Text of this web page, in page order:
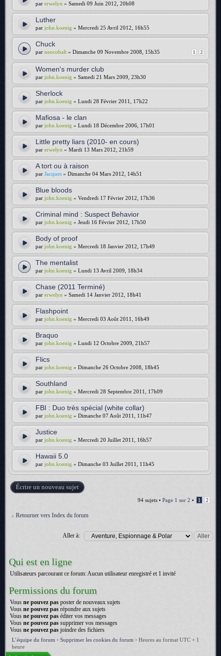
par erwelyn » Samedi 09 Juin 2012, 20h08
Luther
par john.koenig » Mercredi 25 Avril 2012, 16h55
Chuck
1 2
par neocobalt » Dimanche 09 Novembre 2008, 15h35
Women's murder club
par john.koenig » Samedi 21 Mars 2009, 23h30
Sherlock
par john.koenig » Lundi 28 Février 2011, 17h22
Mafiosa - le clan
par john.koenig » Lundi 18 Décembre 2006, 17h01
Little pretty liars (2010- en cours)
par erwelyn » Mardi 13 Mars 2012, 21h59
A tort ou à raison
par Jacques » Dimanche 04 Mars 2012, 14h51
Blue bloods
par john.koenig » Vendredi 17 Février 2012, 17h36
Criminal mind : Suspect Behavior
par john.koenig » Jeudi 16 Février 2012, 17h50
Body of proof
par john.koenig » Mercredi 18 Janvier 2012, 17h49
The mentalist
par john.koenig » Lundi 13 Avril 2009, 18h34
Chase (2011 Terminé)
par erwelyn » Samedi 14 Janvier 2012, 18h41
Flashpoint
par john.koenig » Mercredi 03 Août 2011, 16h49
Braquo
par john.koenig » Lundi 12 Octobre 2009, 21h57
Flics
par john.koenig » Dimanche 26 Octobre 2008, 18h45
Southland
par john.koenig » Mercredi 28 Septembre 2011, 17h09
FBI : Duo très spécial (white collar)
par john.koenig » Dimanche 07 Août 2011, 11h47
Justice
par john.koenig » Mercredi 20 Juillet 2011, 16h57
Hawaii 5.0
par john.koenig » Dimanche 03 Juillet 2011, 11h45
Écrire un nouveau sujet
94 sujets • Page 1 sur 2 • 1 2
Retourner vers Index du forum
Aller à:
Qui est en ligne
Utilisateurs parcourant ce forum: Aucun utilisateur enregistré et 1 invité
Permissions du forum
Vous ne pouvez pas poster de nouveaux sujets
Vous ne pouvez pas répondre aux sujets
Vous ne pouvez pas éditer vos messages
Vous ne pouvez pas supprimer vos messages
Vous ne pouvez pas joindre des fichiers
L’équipe du forum • Supprimer les cookies du forum • Heures au format UTC + 1
heure